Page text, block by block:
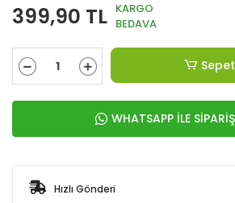
399,90 TL KARGO
BEDAVA
WHATSAPP İLE
Hızlı Gönderi